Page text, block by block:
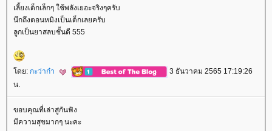
เลี้ยงเด็กเล็กๆ ใช้พลังเยอะจริงๆครับ
นึกถึงตอนหมิงเป็นเด็กเลยครับ
ลูกเป็นยาสลบชั้นดี 555
ดย: กะว่าก๋า
3 ธันวาคม 2565 17:19:26
น.
ขอบคุณที่เล่าสู่กันฟัง
มีความสุขมากๆ นะคะ